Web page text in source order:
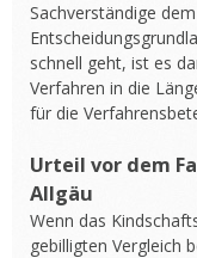
Sachverständige
schnell geht, ist es
Verfahren in die
für die
Urteil vor dem
Allgäu
Wenn das
gebilligten Vergleich